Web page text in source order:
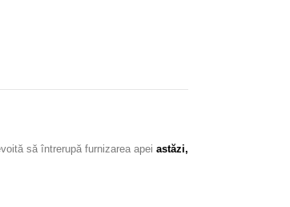
să întrerupă furnizarea apeiastăzi,